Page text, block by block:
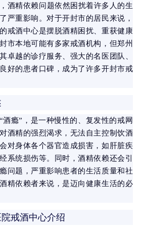
酒精依赖问题依然困扰着许多人的生
严重影响。对于开封市的居民来说，
戒酒中心是摆脱酒精困扰、重获健康
市本地可能有多家戒酒机构，但郑州
卓越的诊疗服务、强大的名医团队、
好的患者口碑，成为了许多开封市戒
酒瘾”，是一种慢性的、复发性的戒网
酒精的强烈渴求，无法自主控制饮酒
对身体各个器官造成损害，如肝脏疾
系统损伤等。同时，酒精依赖还会引
问题，严重影响患者的生活质量和社
精依赖者来说，是迈向健康生活的必
戒酒中心介绍